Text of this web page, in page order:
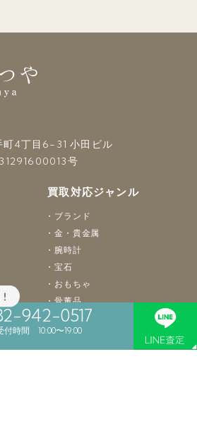
町4丁目6-31 小田ビル
号
買取対応ジャンル
ブランド
金・貴金属
腕時計
宝石
おもちゃ
骨董品
着物
バッグ
楽器
942-0517
付時間 10:00〜19:00